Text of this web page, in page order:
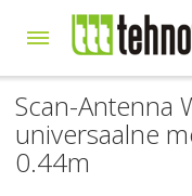
to
Scan-Antenna
universaalne
0.44m